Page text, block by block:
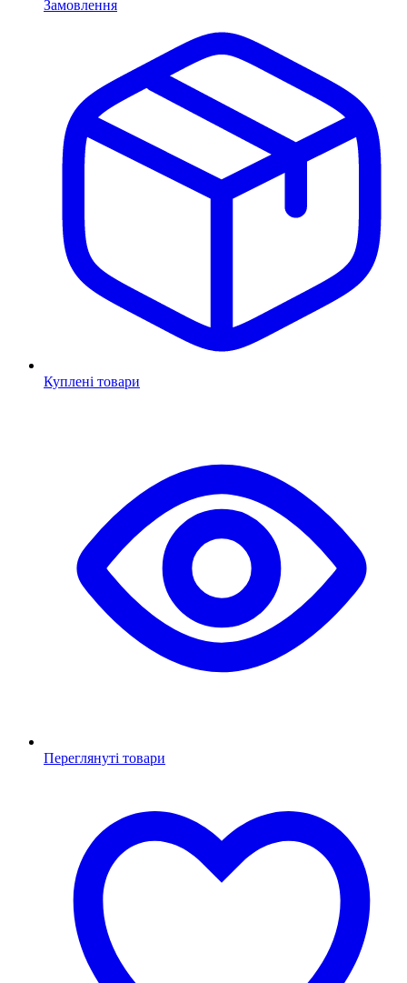
Замовлення
Куплені товари
Переглянуті товари